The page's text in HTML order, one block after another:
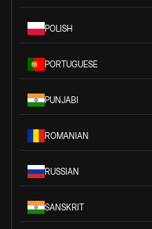
POLISH
PORTUGUESE
PUNJABI
ROMANIAN
RUSSIAN
SANSKRIT